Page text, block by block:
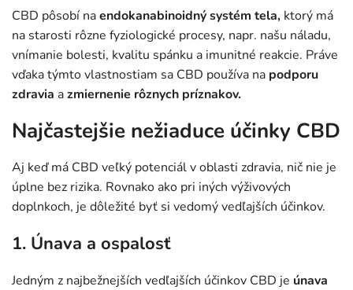
CBD pôsobí naendokanabinoidný systém tela, ktorý má
na starosti rôzne fyziologické procesy, napr. našu náladu,
vnímanie bolesti, kvalitu spánku a imunitné reakcie. Práve
vďaka týmto vlastnostiam sa CBD používa na podporu
zdravia azmiernenie rôznych príznakov.
Najčastejšie nežiaduce účinky CBD
Aj keď má CBD veľký potenciál v oblasti zdravia, nič nie je
úplne bez rizika. Rovnako ako pri iných výživových
doplnkoch, je dôležité byť si vedomý vedľajších účinkov.
1. Únava a ospalosť
Jedným z najbežnejších vedľajších účinkov CBD je únava